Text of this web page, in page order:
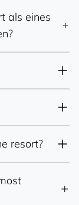
als eines
resort?